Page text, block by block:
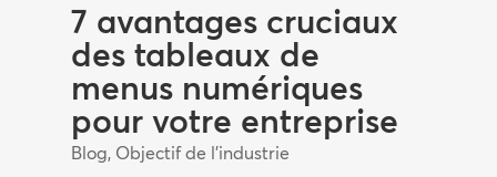
7 avantages cruciaux
des tableaux de
menus numériques
pour votre entreprise
Blog, Objectif de l'industrie